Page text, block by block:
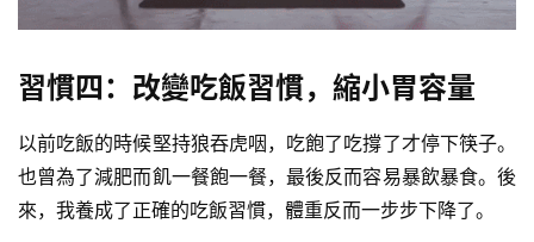
習慣四：改變吃飯習慣，縮小胃容量
以前吃飯的時候堅持狼吞虎咽，吃飽了吃撐了才停下筷子。
也曾為了減肥而飢一餐飽一餐，最後反而容易暴飲暴食。後
來，我養成了正確的吃飯習慣，體重反而一步步下降了。